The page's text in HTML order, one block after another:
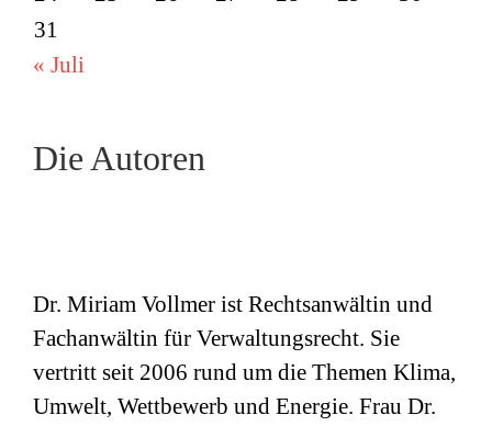
31
« Juli
Die Autoren
Dr. Miriam Vollmer ist Rechtsanwältin und
Fachanwältin für Verwaltungsrecht. Sie
vertritt seit 2006 rund um die Themen Klima,
Umwelt, Wettbewerb und Energie. Frau Dr.